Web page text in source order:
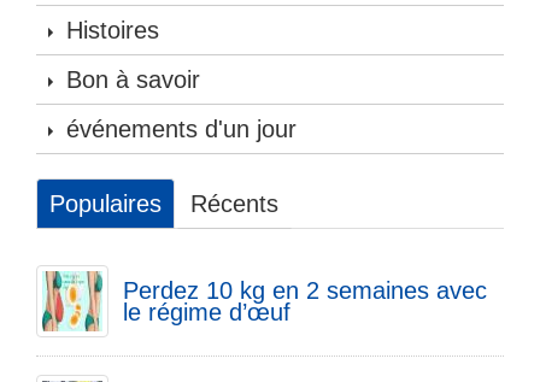
Histoires
Bon à savoir
événements d'un jour
Populaires Récents
Perdez 10 kg en 2 semaines avec
le régime d’œuf